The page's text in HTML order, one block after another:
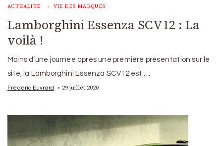
ACTUALITÉ VIE DES MARQUES
Lamborghini Essenza SCV12 : La
voilà !
Moins d’une journée après une première présentation sur le
site, la Lamborghini Essenza SCV12 est …
Frédéric Euvrard 29 juillet 2020